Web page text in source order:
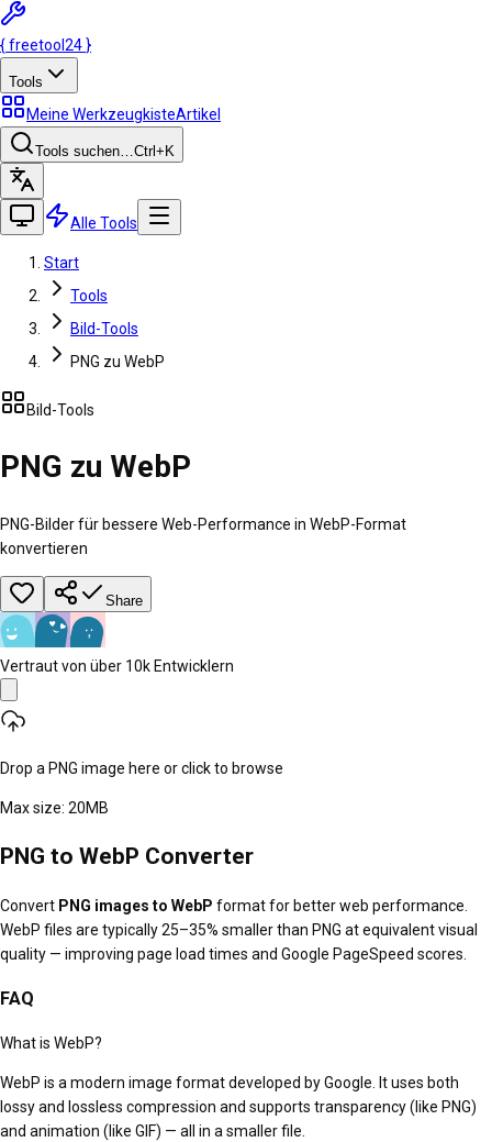
{freetool 24 }
Tools
Meine WerkzeugkisteArtikel
Tools suchen…Ctrl +K
Alle Tools
Start
Tools
Bild-Tools
PNG zu WebP
Bild-Tools
PNG zu WebP
PNG-Bilder für bessere Web-Performance in WebP-Format
konvertieren
Share
Vertraut von über 10k Entwicklern
Drop a PNG image here or click to browse
Max size: 20MB
PNG to WebP Converter
Convert PNG images to WebP format for better web performance.
WebP files are typically 25–35% smaller than PNG at equivalent visual
quality — improving page load times and Google PageSpeed scores.
FAQ
What is WebP?
WebP is a modern image format developed by Google. It uses both
lossy and lossless compression and supports transparency (like PNG)
and animation (like GIF) — all in a smaller file.